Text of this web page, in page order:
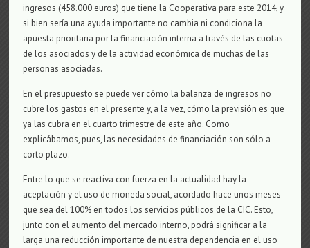
ingresos (458.000 euros) que tiene la Cooperativa para este 2014, y
si bien sería una ayuda importante no cambia ni condiciona la
apuesta prioritaria por la financiación interna a través de las cuotas
de los asociados y de la actividad económica de muchas de las
personas asociadas.
En el presupuesto se puede ver cómo la balanza de ingresos no
cubre los gastos en el presente y, a la vez, cómo la previsión es que
ya las cubra en el cuarto trimestre de este año. Como
explicábamos, pues, las necesidades de financiación son sólo a
corto plazo.
Entre lo que se reactiva con fuerza en la actualidad hay la
aceptación y el uso de moneda social, acordado hace unos meses
que sea del 100% en todos los servicios públicos de la CIC. Esto,
junto con el aumento del mercado interno, podrá significar a la
larga una reducción importante de nuestra dependencia en el uso